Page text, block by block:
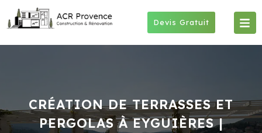
Devis Gratuit
CRÉATION DE TERRASSES ET
PERGOLAS À EYGUIÈRES |